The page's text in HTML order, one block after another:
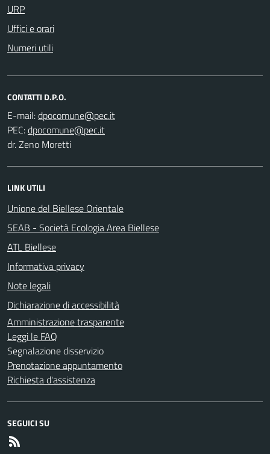
URP
Uffici e orari
Numeri utili
CONTATTI D.P.O.
E-mail:
PEC:
dr. Zeno Moretti
LINK UTILI
Unione del Biellese Orientale
SEAB - Società Ecologia Area Biellese
ATL Biellese
Informativa privacy
Note legali
Dichiarazione di accessibilità
Amministrazione trasparente
Leggi le FAQ
Segnalazione disservizio
Prenotazione appuntamento
Richiesta d'assistenza
SEGUICI SU